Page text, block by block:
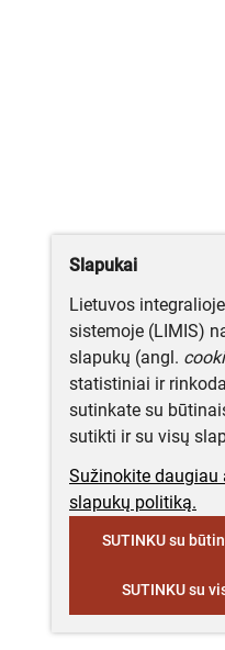
Slapukai
Lietuvos
sistemoje (LIMIS)
slapukų (angl.
statistiniai ir
sutinkate su
sutikti ir su visų
Sužinokite daugiau
slapukų politiką.
SUTINKU su
SUTINKU su